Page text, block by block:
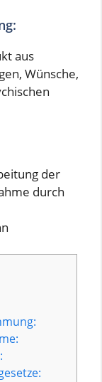
aus
Wünsche,
der
durch